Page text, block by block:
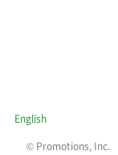
English
© Promotions, Inc.